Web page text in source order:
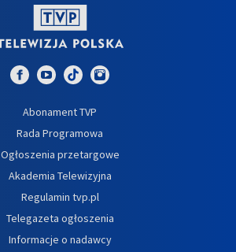
Abonament TVP
Rada Programowa
Ogłoszenia przetargowe
Akademia Telewizyjna
Regulamin tvp.pl
Telegazeta ogłoszenia
Informacje o nadawcy